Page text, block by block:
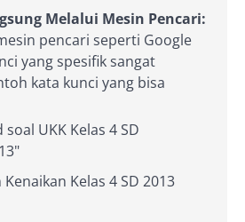
Melalui Mesin Pencari:
pencari seperti Google
yang spesifik sangat
kata kunci yang bisa
UKK Kelas 4 SD
Kelas 4 SD 2013